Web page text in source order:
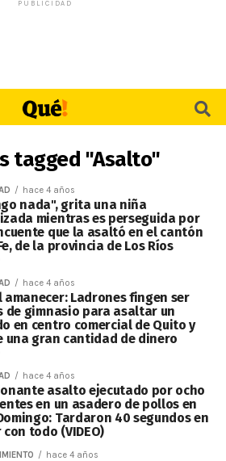
PUBLICIDAD
tagged "Asalto"
hace 4 años
nada", grita una niña
mientras es perseguida por
que la asaltó en el cantón
de la provincia de Los Ríos
hace 4 años
amanecer: Ladrones fingen ser
de gimnasio para asaltar un
en centro comercial de Quito y
una gran cantidad de dinero
hace 4 años
asalto ejecutado por ocho
en un asadero de pollos en
Tardaron 40 segundos en
todo (VIDEO)
hace 4 años